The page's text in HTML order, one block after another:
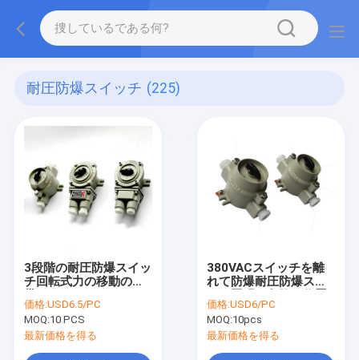
耐圧防爆スイッチ (225)
3段階の耐圧防爆スイッ
チ回転式力の移動の地
価格:USD6.5/PC
MOQ:10 PCS
最新価格を得る
380VACスイッチを離
れて防爆耐圧防爆スイ
価格:USD6/PC
MOQ:10pcs
最新価格を得る